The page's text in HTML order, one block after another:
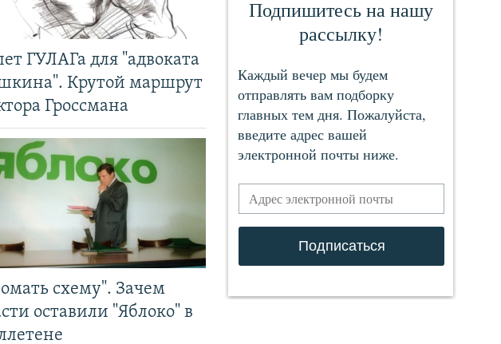
ГУЛАГа для "адвоката
Крутой маршрут
Гроссмана
схему". Зачем
оставили "Яблоко" в